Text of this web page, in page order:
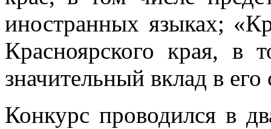
иностранных языках;
Красноярского края, в
значительный вклад в
Конкурс проводился в